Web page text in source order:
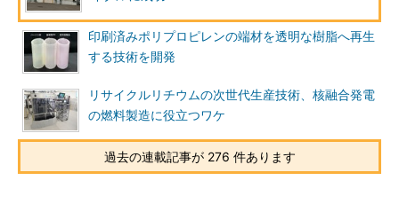
印刷済みポリプロピレンの端材を透明な樹脂へ再生
する技術を開発
リサイクルリチウムの次世代生産技術、核融合発電
の燃料製造に役立つワケ
過去の連載記事が 276 件あります